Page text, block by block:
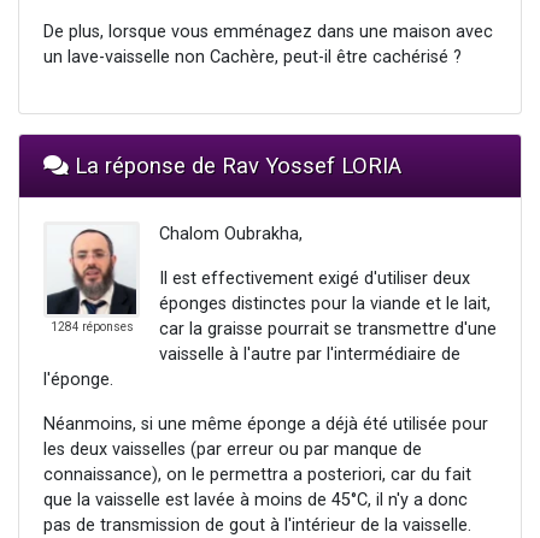
De plus, lorsque vous emménagez dans une maison avec
un lave-vaisselle non Cachère, peut-il être cachérisé ?
La réponse de Rav Yossef LORIA
1284 réponses
Chalom Oubrakha,
Il est effectivement exigé d'utiliser deux
éponges distinctes pour la viande et le lait,
car la graisse pourrait se transmettre d'une
vaisselle à l'autre par l'intermédiaire de
l'éponge.
Néanmoins, si une même éponge a déjà été utilisée pour
les deux vaisselles (par erreur ou par manque de
connaissance), on le permettra a posteriori, car du fait
que la vaisselle est lavée à moins de 45°C, il n'y a donc
pas de transmission de gout à l'intérieur de la vaisselle.